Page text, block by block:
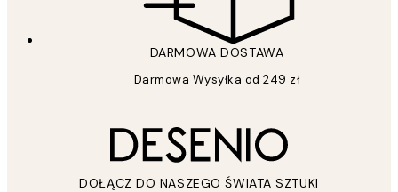
DARMOWA DOSTAWA
Darmowa Wysyłka od 249 zł
DOŁĄCZ DO NASZEGO ŚWIATA SZTUKI